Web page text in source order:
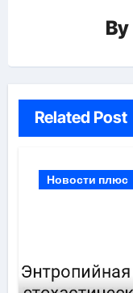
By
Related Post
Новости плюс